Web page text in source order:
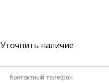
Уточнить наличие